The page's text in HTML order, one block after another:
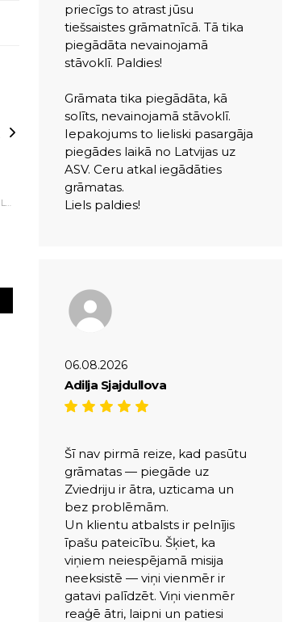
priecīgs to atrast jūsu
tiešsaistes grāmatnīcā. Tā tika
piegādāta nevainojamā
stāvoklī. Paldies!
Grāmata tika piegādāta, kā
solīts, nevainojamā stāvoklī.
Iepakojums to lieliski pasargāja
piegādes laikā no Latvijas uz
ASV. Ceru atkal iegādāties
grāmatas.
Liels paldies!
06.08.2026
Adilja Sjajdullova
Šī nav pirmā reize, kad pasūtu
grāmatas — piegāde uz
Zviedriju ir ātra, uzticama un
bez problēmām.
Un klientu atbalsts ir pelnījis
īpašu pateicību. Šķiet, ka
viņiem neiespējamā misija
neeksistē — viņi vienmēr ir
gatavi palīdzēt. Viņi vienmēr
reaģē ātri, laipni un patiesi